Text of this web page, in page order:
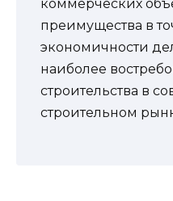
коммерческих
преимущества в
экономичности
наиболее
строительства в
строительном